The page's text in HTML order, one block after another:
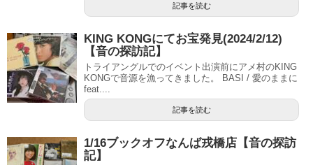
記事を読む
KING KONGにてお宝発見(2024/2/12)
【音の探訪記】
トライアングルでのイベント出演前にアメ村のKING
KONGで音源を漁ってきました。 BASI / 愛のままに
feat....
記事を読む
1/16ブックオフなんば戎橋店【音の探訪
記】